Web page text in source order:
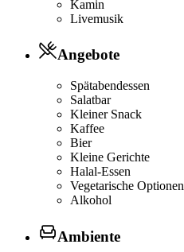
Kamin
Livemusik
Angebote
Spätabendessen
Salatbar
Kleiner Snack
Kaffee
Bier
Kleine Gerichte
Halal-Essen
Vegetarische Optionen
Alkohol
Ambiente